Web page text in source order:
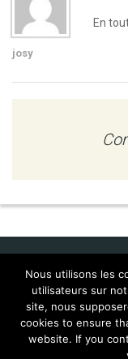
josy
En
Idol
FAQ Mac:WMP 9
Mac:WMP9 for Mac
Nous utilisons les
utilisateurs sur
site, nous
cookies to ensure
website. If you